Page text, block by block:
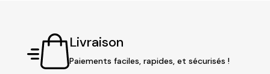
Livraison
Paiements faciles, rapides, et sécurisés !